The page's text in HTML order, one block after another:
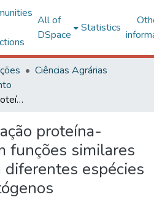
All of
DSpace
Statistics
Ciências Agrárias
Ensaios de interação proteína-proteína revelam funções similares de proteínas em diferentes espécies de plantas e patógenos
proteína-
funções similares
espécies